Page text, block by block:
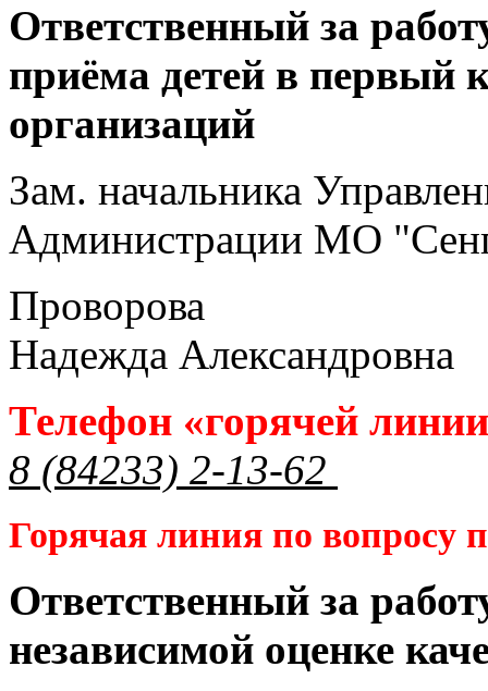
Ответственный за
приёма детей в первый
организаций
Зам. начальника
Администрации МО
Проворова
Надежда Александровна
Телефон «горячей
8 (84233) 2-13-62
Горячая линия по вопросу
Ответственный за
независимой оценке